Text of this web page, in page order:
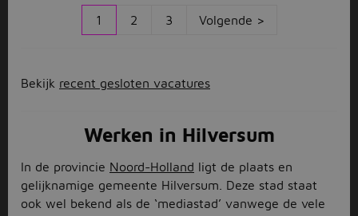
1 2 3 Volgende >
Bekijk recent gesloten vacatures
Werken in Hilversum
In de provincie Noord-Holland ligt de plaats en
gelijknamige gemeente Hilversum. Deze stad staat
ook wel bekend als de ‘mediastad’ vanwege de vele